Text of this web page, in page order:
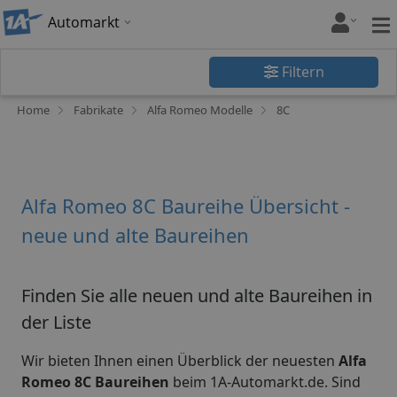
Automarkt
Filtern
Home Fabrikate Alfa Romeo Modelle 8C
Alfa Romeo 8C Baureihe Übersicht -
neue und alte Baureihen
Finden Sie alle neuen und alte Baureihen in
der Liste
Wir bieten Ihnen einen Überblick der neuesten Alfa
Romeo 8C Baureihen beim 1A-Automarkt.de. Sind